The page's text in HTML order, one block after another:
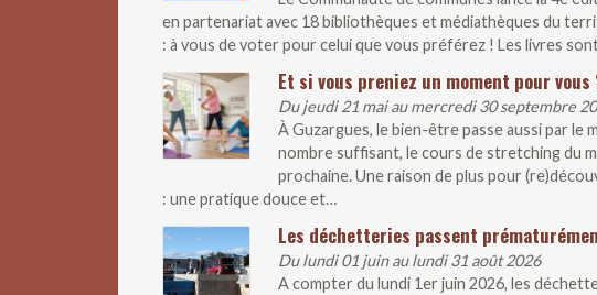
en partenariat avec 18 bibliothèques et médiathèques du
: à vous de voter pour celui que vous préférez ! Les livres
Et si vous preniez un moment pour
Du jeudi 21 mai au mercredi 30 septembre
À Guzargues, le bien-être passe aussi par
nombre suffisant, le cours de stretching du
prochaine. Une raison de plus pour
: une pratique douce et…
Les déchetteries passent
Du lundi 01 juin au lundi 31 août 2026
A compter du lundi 1er juin 2026, les